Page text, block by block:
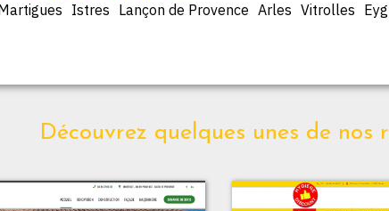
Istres Lançon de Provence Arles Vitrolles
Découvrez quelques unes de